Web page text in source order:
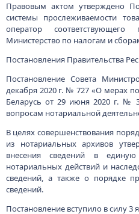
Постановление вступило в силу 3
Постановление Совета
декабря 2020 г. № 745 «Об
системе «Награды» (22.12.2020, 5/
Постановлением
формирования и
информационной системы
взаимодействия
организаций по ее
В соответствии с Положением
базу данных и программное
помощью которых
предоставление в
представленных к
государственными наградами
государственные награды),